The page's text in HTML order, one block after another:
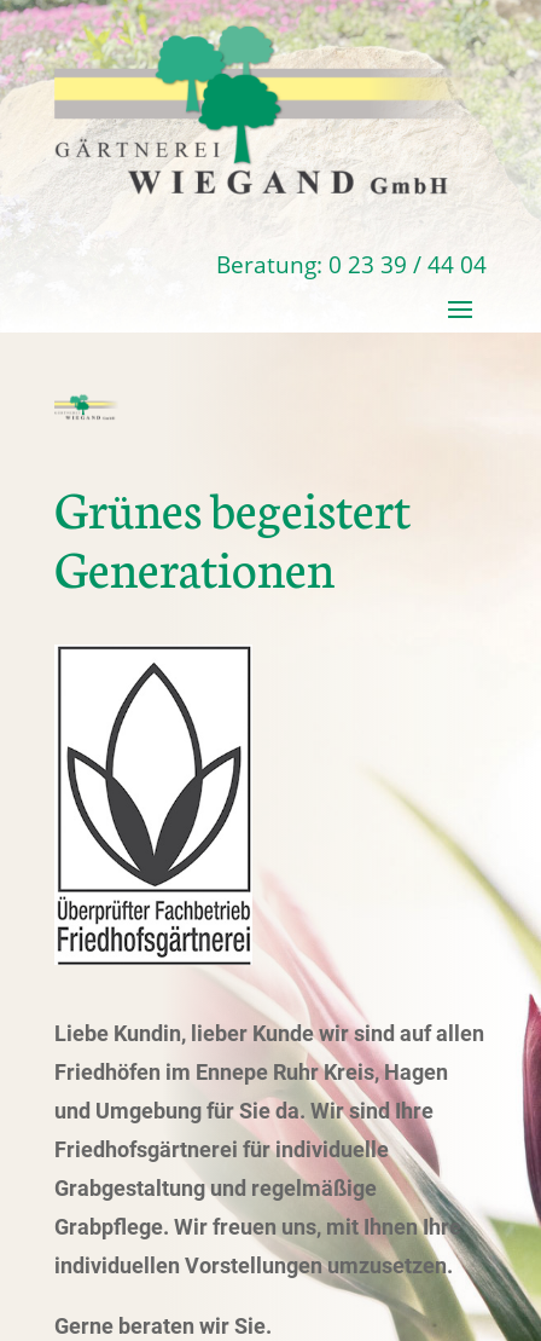
Beratung: 0 23 39 / 44 04
Grünes begeistert
Generationen
Liebe Kundin, lieber Kunde wir sind auf allen
Friedhöfen im Ennepe Ruhr Kreis, Hagen
und Umgebung für Sie da. Wir sind Ihre
Friedhofsgärtnerei für individuelle
Grabgestaltung und regelmäßige
Grabpflege. Wir freuen uns, mit Ihnen Ihre
individuellen Vorstellungen umzusetzen.
Gerne beraten wir Sie.